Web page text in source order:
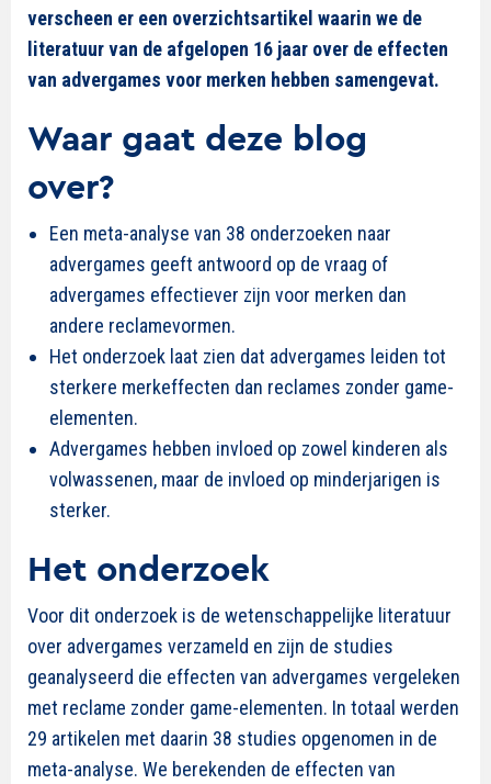
verscheen er een overzichtsartikel waarin we de
literatuur van de afgelopen 16 jaar over de effecten
van advergames voor merken hebben samengevat.
Waar gaat deze blog
over?
Een meta-analyse van 38 onderzoeken naar
advergames geeft antwoord op de vraag of
advergames effectiever zijn voor merken dan
andere reclamevormen.
Het onderzoek laat zien dat advergames leiden tot
sterkere merkeffecten dan reclames zonder game-
elementen.
Advergames hebben invloed op zowel kinderen als
volwassenen, maar de invloed op minderjarigen is
sterker.
Het onderzoek
Voor dit onderzoek is de wetenschappelijke literatuur
over advergames verzameld en zijn de studies
geanalyseerd die effecten van advergames vergeleken
met reclame zonder game-elementen. In totaal werden
29 artikelen met daarin 38 studies opgenomen in de
meta-analyse. We berekenden de effecten van